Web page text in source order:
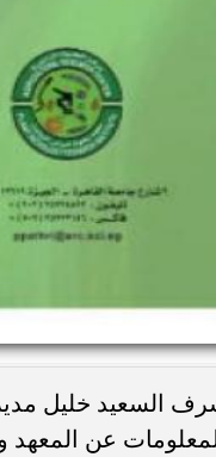
السعيد خليل
عن المعهد